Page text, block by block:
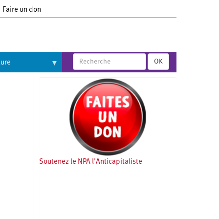
Faire un don
OK
Soutenez le NPA l'Anticapitaliste